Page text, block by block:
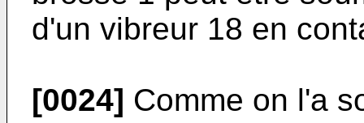
d'un vibreur 18 en
[0024] Comme on l'a